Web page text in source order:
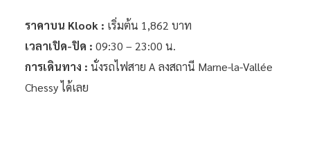
ราคาบน Klook : เริ่มต้น 1,862 บาท
เวลาเปิด-ปิด : 09:30 – 23:00 น.
การเดินทาง : นั่งรถไฟสาย A ลงสถานี Marne-la-Vallée
Chessy ได้เลย